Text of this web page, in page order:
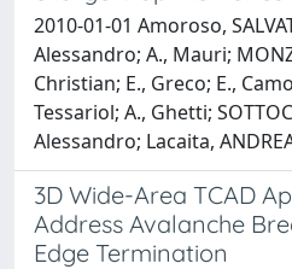
2010-01-01 Amoroso,
Alessandro; A., Mauri;
Christian; E., Greco; E.,
Tessariol; A., Ghetti;
Alessandro; Lacaita,
3D Wide-Area TCAD
Address Avalanche
Edge Termination